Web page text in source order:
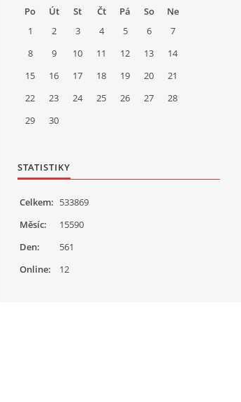
Po
Út St Čt Pá So
Ne
1
2 3 4 5 6
7
8
9 10 11 12 13
14
15
16 17 18 19 20
21
22
23 24 25 26 27
28
29
30
STATISTIKY
Online: 12
Celkem: 533869
Měsíc:
15590
Den:
561